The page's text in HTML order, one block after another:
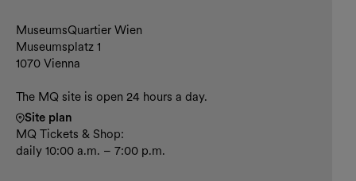
Contact and opening hours
MuseumsQuartier Wien
Museumsplatz 1
1070 Vienna
The MQ site is open 24 hours a day.
Site plan
MQ Tickets & Shop:
daily 10:00 a.m. – 7:00 p.m.